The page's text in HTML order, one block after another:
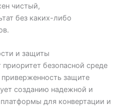
чистый,
без каких-либо
и защиты
безопасной среде
приверженность защите
созданию надежной и
для конвертации и